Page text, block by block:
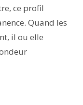
ce profil
Quand les
il ou elle